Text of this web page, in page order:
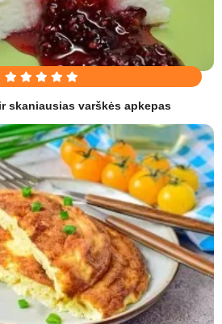
skaniausias varškės apkepas